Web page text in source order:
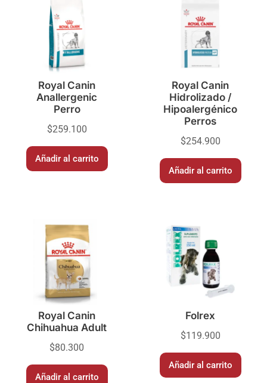
Royal Canin
Anallergenic
Perro
$259.100
Añadir al carrito
Royal Canin
Hidrolizado /
Hipoalergénico
Perros
$254.900
Añadir al carrito
Royal Canin
Chihuahua Adult
$80.300
Añadir al carrito
Folrex
$119.900
Añadir al carrito